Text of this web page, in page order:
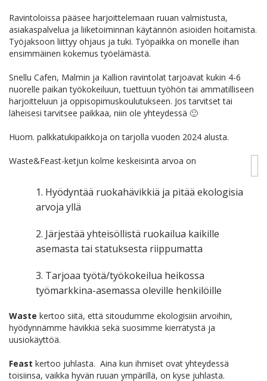
Ravintoloissa pääsee harjoittelemaan ruuan valmistusta,
asiakaspalvelua ja liiketoiminnan käytännön asioiden hoitamista.
Työjaksoon liittyy ohjaus ja tuki. Työpaikka on monelle ihan
ensimmäinen kokemus työelämästä.
Snellu Cafen, Malmin ja Kallion ravintolat tarjoavat kukin 4-6
nuorelle paikan työkokeiluun, tuettuun työhön tai ammatilliseen
harjoitteluun ja oppisopimuskoulutukseen. Jos tarvitset tai
läheisesi tarvitsee paikkaa, niin ole yhteydessä 🙂
Huom. palkkatukipaikkoja on tarjolla vuoden 2024 alusta.
Waste&Feast-ketjun kolme keskeisintä arvoa on
1. Hyödyntää ruokahävikkiä ja pitää ekologisia
arvoja yllä
2. Järjestää yhteisöllistä ruokailua kaikille
asemasta tai statuksesta riippumatta
3. Tarjoaa työtä/työkokeilua heikossa
työmarkkina-asemassa oleville henkilöille
Waste kertoo siitä, että sitoudumme ekologisiin arvoihin,
hyödynnämme hävikkiä sekä suosimme kierrätystä ja
uusiokäyttöä.
Feast kertoo juhlasta. Aina kun ihmiset ovat yhteydessä
toisiinsa, vaikka hyvän ruuan ympärillä, on kyse juhlasta.